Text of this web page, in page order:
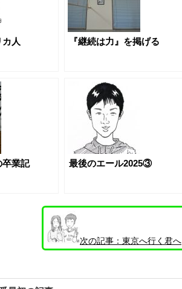
人 『継続は力』を掲げる
卒業記
最後のエール2025③
次の記事： 東京へ行く君へ